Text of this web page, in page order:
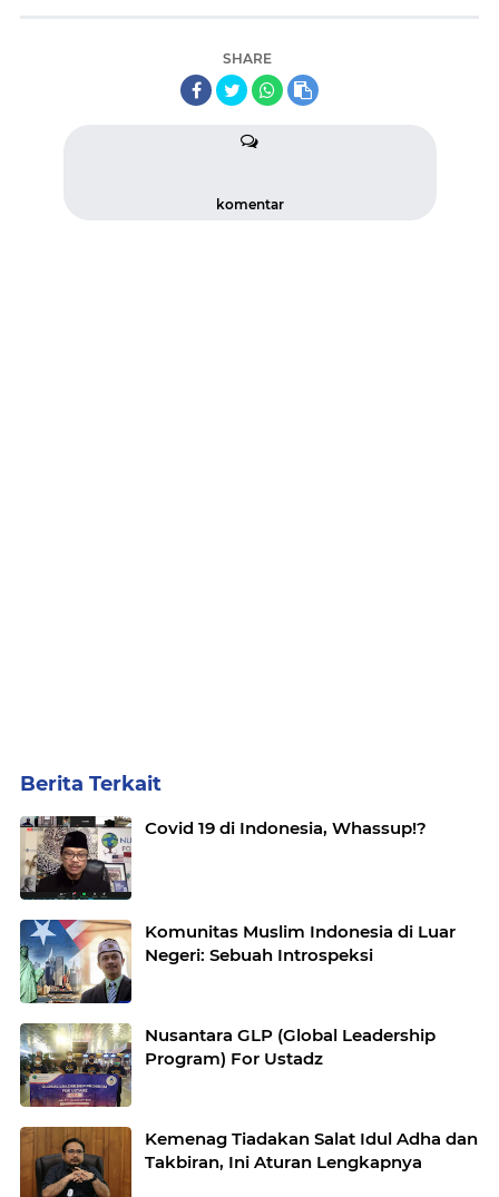
SHARE
komentar
Berita Terkait
Covid 19 di Indonesia, Whassup!?
Komunitas Muslim Indonesia di Luar
Negeri: Sebuah Introspeksi
Nusantara GLP (Global Leadership
Program) For Ustadz
Kemenag Tiadakan Salat Idul Adha dan
Takbiran, Ini Aturan Lengkapnya